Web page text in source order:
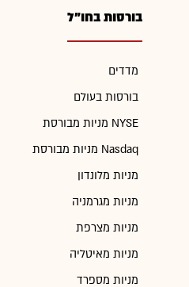
בורסות בחו"ל
מדדים
בורסות בעולם
מניות מבורסת NYSE
מניות מבורסת Nasdaq
מניות מלונדון
מניות מגרמניה
מניות מצרפת
מניות מאיטליה
מניות מספרד